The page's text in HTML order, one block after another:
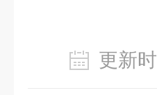
更新